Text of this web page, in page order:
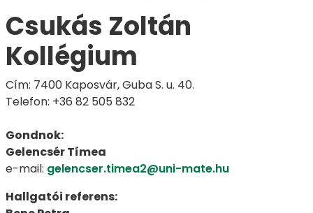
Csukás Zoltán
Kollégium
Cím: 7400 Kaposvár, Guba S. u. 40.
Telefon: +36 82 505 832
Gondnok:
Gelencsér Tímea
e-mail: gelencser.timea2@uni-mate.hu
Hallgatói referens: